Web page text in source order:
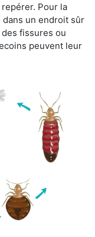
Pour la
un endroit sûr
des fissures ou
peuvent leur